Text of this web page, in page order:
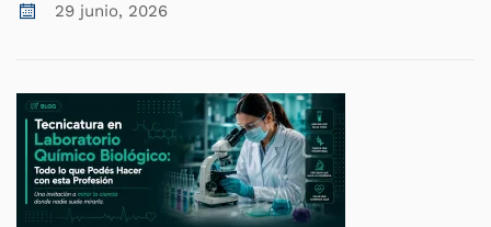
29 junio, 2026